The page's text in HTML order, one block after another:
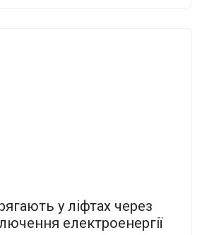
у ліфтах через
електроенергії